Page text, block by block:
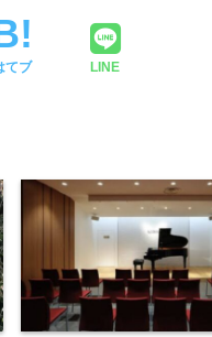
てブ LINE